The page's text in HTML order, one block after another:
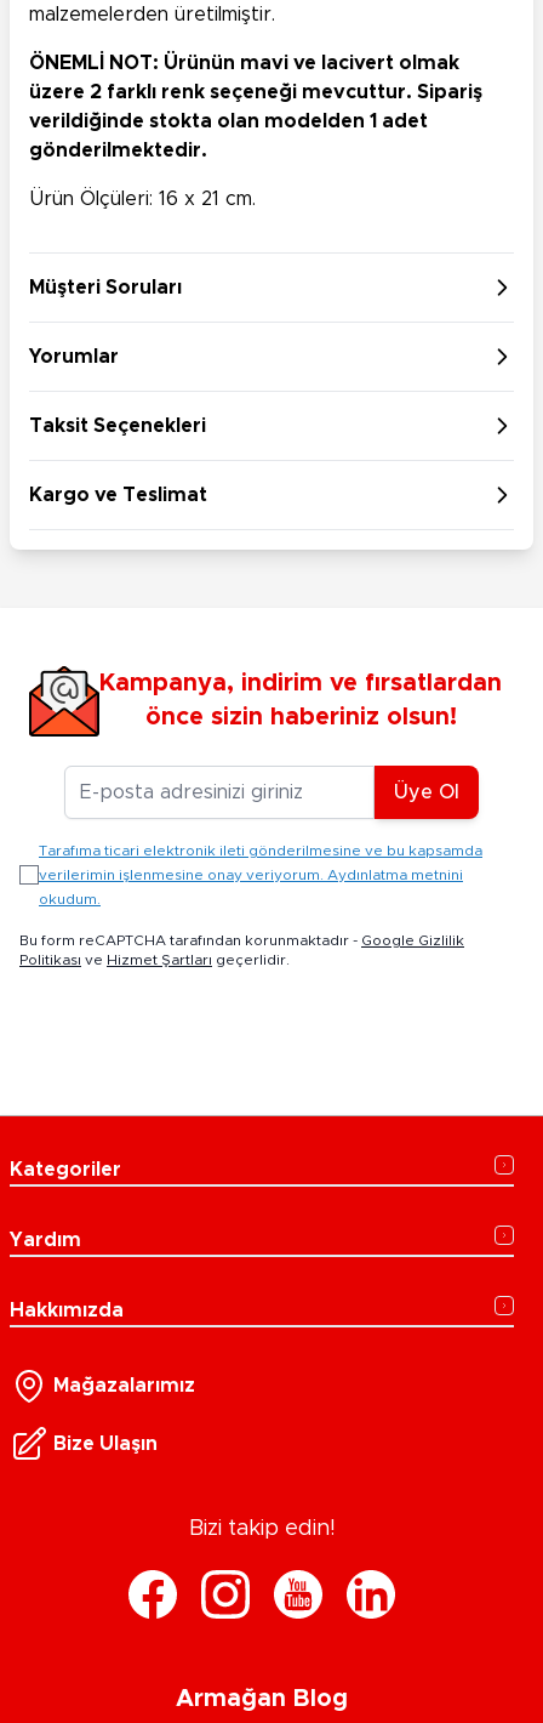
malzemelerden üretilmiştir.
ÖNEMLİ NOT: Ürünün mavi ve lacivert olmak
üzere 2 farklı renk seçeneği mevcuttur. Sipariş
verildiğinde stokta olan modelden 1 adet
gönderilmektedir.
Ürün Ölçüleri: 16 x 21 cm.
Müşteri Soruları
Yorumlar
Taksit Seçenekleri
Kargo ve Teslimat
Kampanya, indirim ve fırsatlardan
önce sizin haberiniz olsun!
E-posta Adresiniz
Üye Ol
Tarafıma ticari elektronik ileti gönderilmesine ve bu kapsamda
verilerimin işlenmesine onay veriyorum. Aydınlatma metnini
okudum.
Bu form reCAPTCHA tarafından korunmaktadır - Google Gizlilik
Politikası ve Hizmet Şartları geçerlidir.
Kategoriler
Yardım
Hakkımızda
Mağazalarımız
Bize Ulaşın
Bizi takip edin!
Armağan Blog